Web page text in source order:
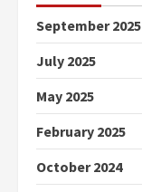
September 2025
July 2025
May 2025
February 2025
October 2024